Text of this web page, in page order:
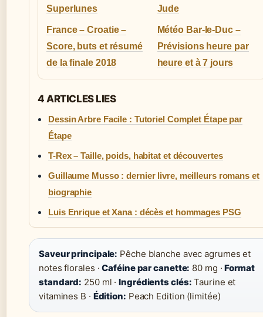
Superlunes
Jude
France – Croatie –
Score, buts et résumé
de la finale 2018
Météo Bar-le-Duc –
Prévisions heure par
heure et à 7 jours
4 ARTICLES LIES
Dessin Arbre Facile : Tutoriel Complet Étape par
Étape
T-Rex – Taille, poids, habitat et découvertes
Guillaume Musso : dernier livre, meilleurs romans et
biographie
Luis Enrique et Xana : décès et hommages PSG
Saveur principale: Pêche blanche avec agrumes et
notes florales ·Caféine par canette: 80 mg ·Format
standard: 250 ml ·Ingrédients clés: Taurine et
vitamines B · Édition: Peach Edition (limitée)